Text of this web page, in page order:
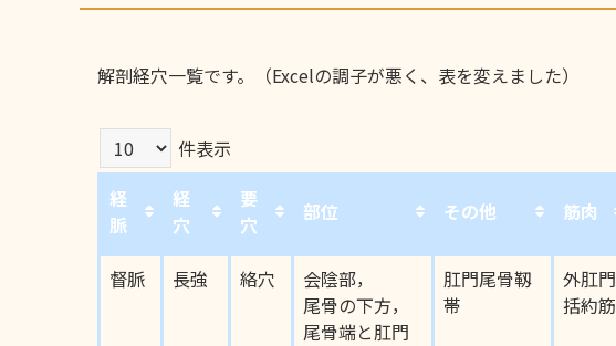
解剖経穴一覧です。（Excelの調子が悪く、表を変えました）
件表示
経
脈
経
穴
要
穴
部位 その他 筋肉
経
脈
経
穴
要
穴
部位 その他 筋肉
督脈 長強 絡穴
会陰部，
尾骨の下方，
尾骨端と肛門
肛門尾骨靱
帯
外肛門
括約筋